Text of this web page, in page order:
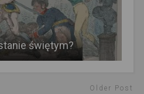
świętym?
Older Post